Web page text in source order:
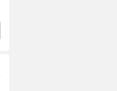
）・額などなど、アート＆クラ